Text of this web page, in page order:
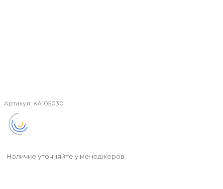
Артикул: KA105030
Наличие уточняйте у менеджеров